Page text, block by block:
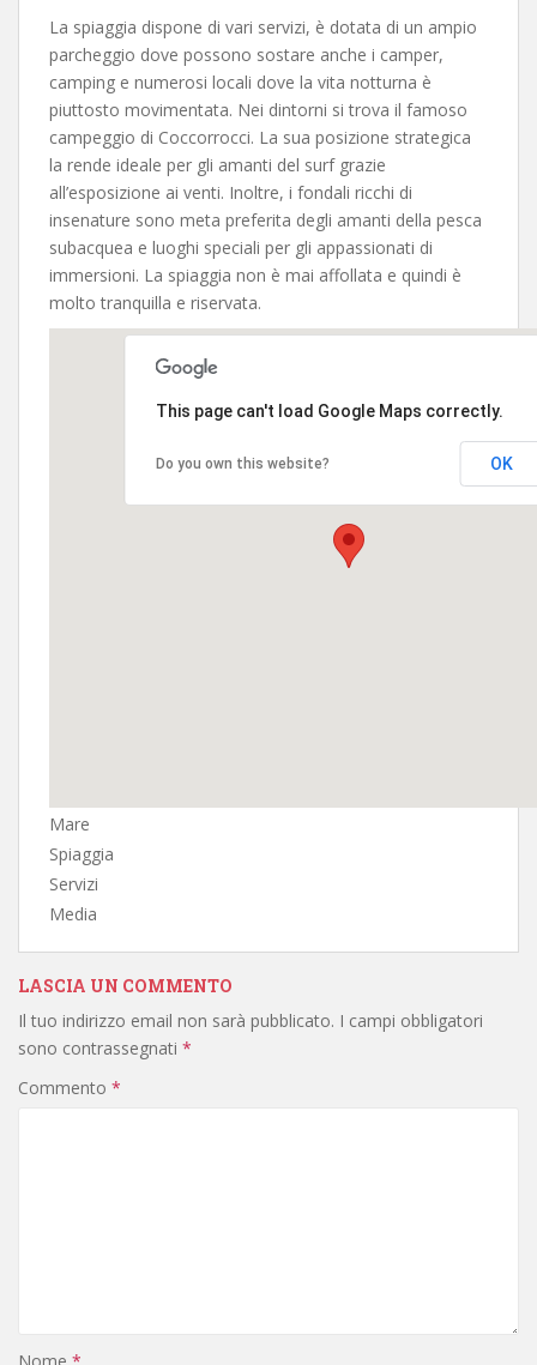
La spiaggia dispone di vari servizi, è dotata di un ampio
parcheggio dove possono sostare anche i camper,
camping e numerosi locali dove la vita notturna è
piuttosto movimentata. Nei dintorni si trova il famoso
campeggio di Coccorrocci. La sua posizione strategica
la rende ideale per gli amanti del surf grazie
all’esposizione ai venti. Inoltre, i fondali ricchi di
insenature sono meta preferita degli amanti della pesca
subacquea e luoghi speciali per gli appassionati di
immersioni. La spiaggia non è mai affollata e quindi è
molto tranquilla e riservata.
This page can't load Google Maps correctly.
Do you own this website? OK
Mare
Spiaggia
Servizi
Media
LASCIA UN COMMENTO
Il tuo indirizzo email non sarà pubblicato. I campi obbligatori
sono contrassegnati *
Commento *